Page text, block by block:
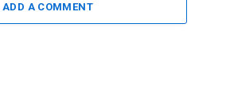
ADD A COMMENT